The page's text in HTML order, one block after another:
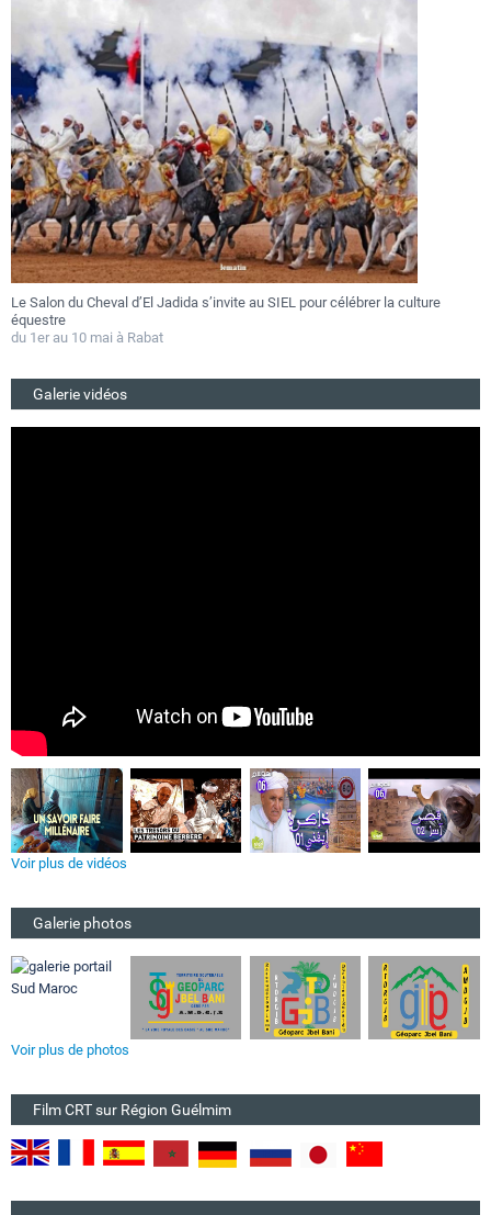
Le Salon du Cheval d’El Jadida s’invite au SIEL pour célébrer la culture
équestre
du 1er au 10 mai à Rabat
Galerie vidéos
Voir plus de vidéos
Galerie photos
Voir plus de photos
Film CRT sur Région Guélmim